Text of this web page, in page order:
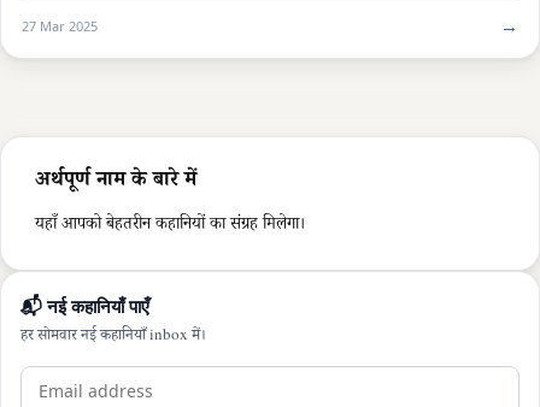
27 Mar 2025 →
अर्थपूर्ण नाम के बारे में
यहाँ आपको बेहतरीन कहानियों का संग्रह मिलेगा।
📬 नई कहानियाँ पाएँ
हर सोमवार नई कहानियाँ inbox में।